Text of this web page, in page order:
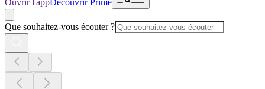
Ouvrir l'appDécouvrir Prime
Que souhaitez-vous écouter ?